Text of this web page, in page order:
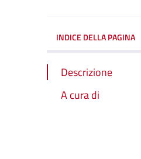
INDICE DELLA PAGINA
Descrizione
A cura di